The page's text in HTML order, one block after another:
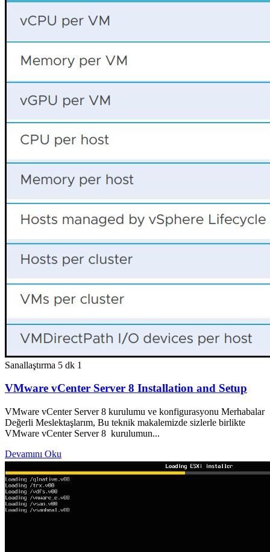
Sanallaştırma 5 dk 1
VMware vCenter Server 8 Installation and Setup
VMware vCenter Server 8 kurulumu ve konfigurasyonu Merhabalar
Değerli Meslektaşlarım, Bu teknik makalemizde sizlerle birlikte
VMware vCenter Server 8 kurulumun...
Devamını Oku